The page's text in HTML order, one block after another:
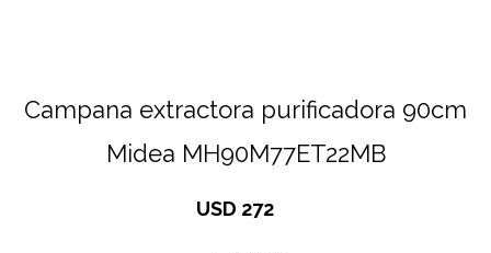
Campana extractora purificadora 90cm
Midea MH90M77ET22MB
USD 272